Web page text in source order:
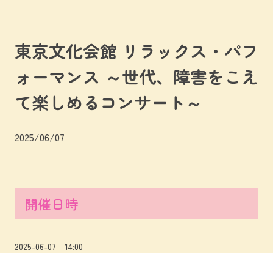
東京文化会館 リラックス・パフ
ォーマンス ～世代、障害をこえ
て楽しめるコンサート～
2025/06/07
開催日時
2025-06-07 14:00